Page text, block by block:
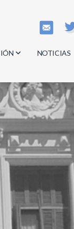
NOTICIAS